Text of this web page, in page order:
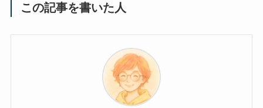
この記事を書いた人